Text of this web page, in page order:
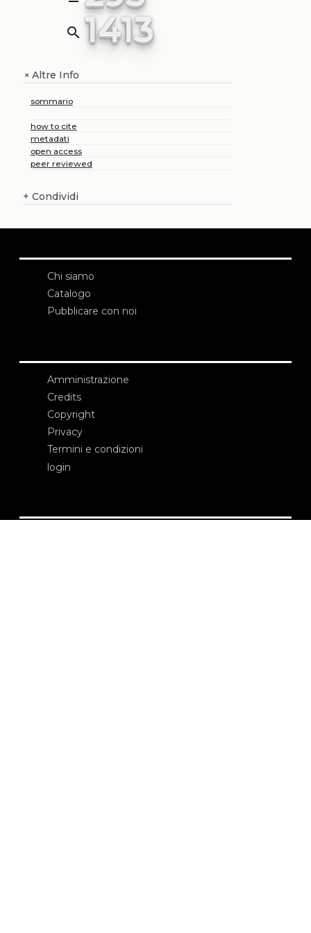
search 1413
+Altre Info
sommario
how to cite
metadati
open access
peer reviewed
+ Condividi
Chi siamo
Catalogo
Pubblicare con noi
Amministrazione
Credits
Copyright
Privacy
Termini e condizioni
login